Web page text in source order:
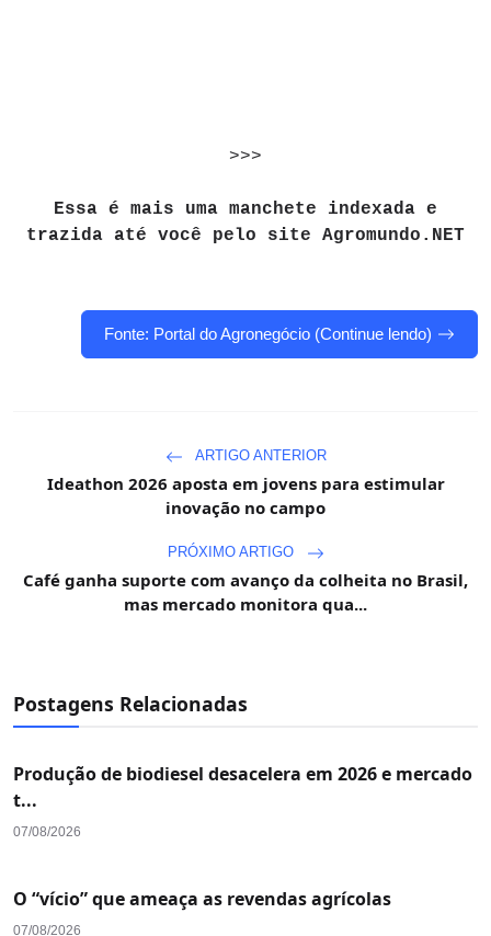
>>>
Essa é mais uma manchete indexada e
trazida até você pelo site Agromundo.NET
Fonte: Portal do Agronegócio (Continue lendo)
ARTIGO ANTERIOR
Ideathon 2026 aposta em jovens para estimular
inovação no campo
PRÓXIMO ARTIGO
Café ganha suporte com avanço da colheita no Brasil,
mas mercado monitora qua...
Postagens Relacionadas
Produção de biodiesel desacelera em 2026 e mercado
t...
07/08/2026
O “vício” que ameaça as revendas agrícolas
07/08/2026